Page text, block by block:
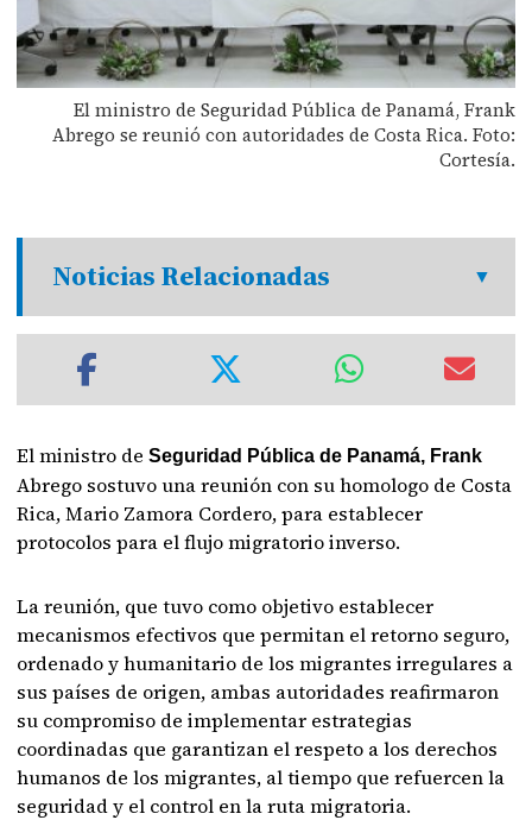
El ministro de Seguridad Pública de Panamá, Frank
Abrego se reunió con autoridades de Costa Rica. Foto:
Cortesía.
Noticias Relacionadas
El ministro de Seguridad Pública de Panamá, Frank
Abrego sostuvo una reunión con su homologo de Costa
Rica, Mario Zamora Cordero, para establecer
protocolos para el flujo migratorio inverso.
La reunión, que tuvo como objetivo establecer
mecanismos efectivos que permitan el retorno seguro,
ordenado y humanitario de los migrantes irregulares a
sus países de origen, ambas autoridades reafirmaron
su compromiso de implementar estrategias
coordinadas que garantizan el respeto a los derechos
humanos de los migrantes, al tiempo que refuercen la
seguridad y el control en la ruta migratoria.